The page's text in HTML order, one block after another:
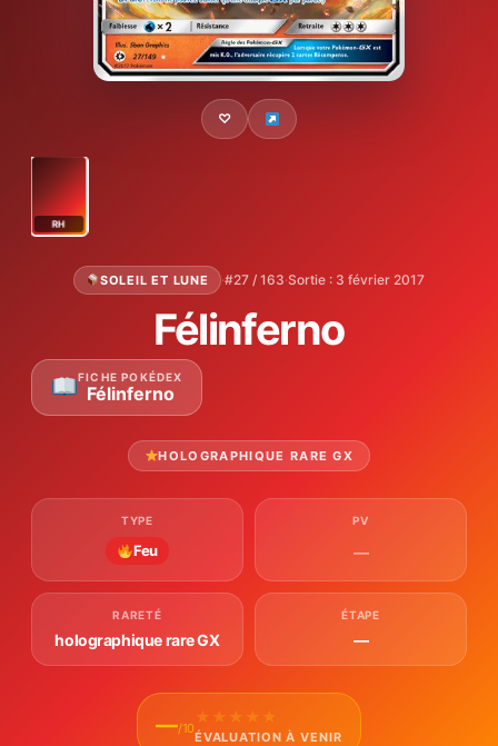
♡
RH
SOLEIL ET LUNE ·#27 / 163·Sortie : 3 février 2017
Félinferno
FICHE POKÉDEX
Félinferno
HOLOGRAPHIQUE RARE GX
TYPE
Feu
PV
—
RARETÉ
holographique rare GX
ÉTAPE
—
—/10
★ ★ ★ ★ ★
ÉVALUATION À VENIR